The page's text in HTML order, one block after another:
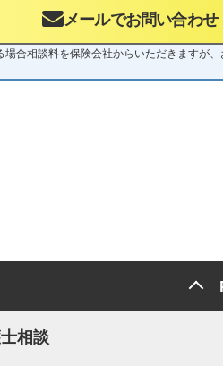
メールでお問い合わせ
合相談料を保険会社からいただきますが、
相談